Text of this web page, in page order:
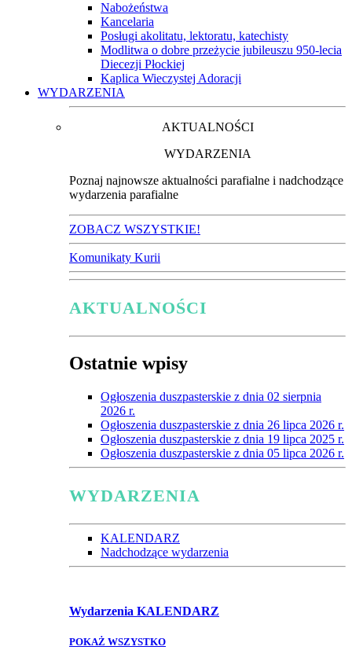
Nabożeństwa
Kancelaria
Posługi akolitatu, lektoratu, katechisty
Modlitwa o dobre przeżycie jubileuszu 950-lecia
Diecezji Płockiej
Kaplica Wieczystej Adoracji
WYDARZENIA
AKTUALNOŚCI
WYDARZENIA
Poznaj najnowsze aktualności parafialne i nadchodzące
wydarzenia parafialne
ZOBACZ WSZYSTKIE!
Komunikaty Kurii
AKTUALNOŚCI
Ostatnie wpisy
Ogłoszenia duszpasterskie z dnia 02 sierpnia
2026 r.
Ogłoszenia duszpasterskie z dnia 26 lipca 2026 r.
Ogłoszenia duszpasterskie z dnia 19 lipca 2025 r.
Ogłoszenia duszpasterskie z dnia 05 lipca 2026 r.
WYDARZENIA
KALENDARZ
Nadchodzące wydarzenia
Wydarzenia KALENDARZ
POKAŻ WSZYSTKO